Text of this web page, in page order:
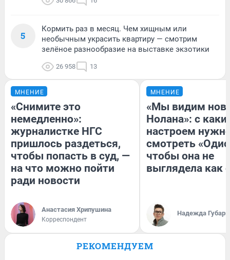
5
Кормить раз в месяц. Чем хищным или
необычным украсить квартиру — смотрим
зелёное разнообразие на выставке экзотики
26 958 13
МНЕНИЕ
«Снимите это
немедленно»:
журналистке НГС
пришлось раздеться,
чтобы попасть в суд, —
на что можно пойти
ради новости
Анастасия Хрипушина
Корреспондент
МНЕНИЕ
«Мы видим
Нолана»: с
настроем
смотреть
чтобы она не
выглядела как
Надежда Губарь
РЕКОМЕНДУЕМ